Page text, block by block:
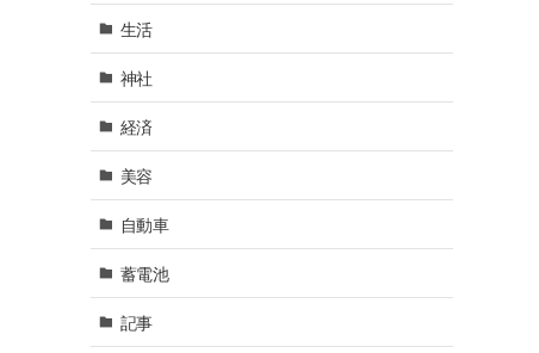
生活
神社
経済
美容
自動車
蓄電池
記事